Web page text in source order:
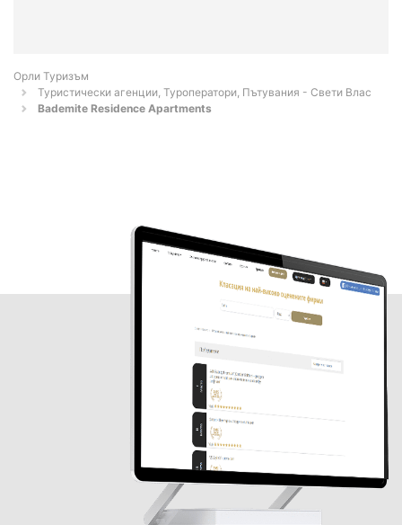
Орли Туризъм
Туристически агенции, Туроператори, Пътувания - Свети Влас
Bademite Residence Apartments